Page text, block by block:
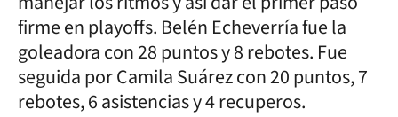
firme en playoffs. Belén Echeverría fue la
goleadora con 28 puntos y 8 rebotes. Fue
seguida por Camila Suárez con 20 puntos, 7
rebotes, 6 asistencias y 4 recuperos.